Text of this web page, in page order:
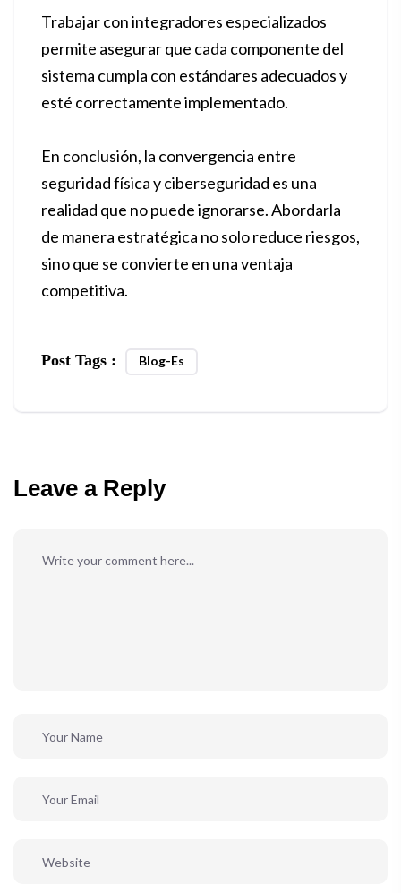
Trabajar con integradores especializados
permite asegurar que cada componente del
sistema cumpla con estándares adecuados y
esté correctamente implementado.
En conclusión, la convergencia entre
seguridad física y ciberseguridad es una
realidad que no puede ignorarse. Abordarla
de manera estratégica no solo reduce riesgos,
sino que se convierte en una ventaja
competitiva.
Post Tags : Blog-Es
Leave a Reply